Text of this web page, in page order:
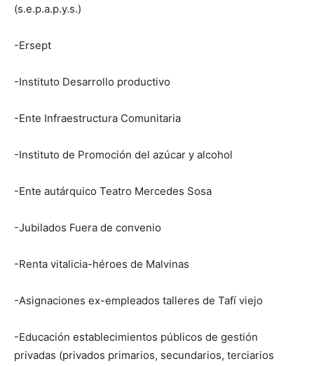
(s.e.p.a.p.y.s.)
-Ersept
-Instituto Desarrollo productivo
-Ente Infraestructura Comunitaria
-Instituto de Promoción del azúcar y alcohol
-Ente autárquico Teatro Mercedes Sosa
-Jubilados Fuera de convenio
-Renta vitalicia-héroes de Malvinas
-Asignaciones ex-empleados talleres de Tafí viejo
-Educación establecimientos públicos de gestión
privadas (privados primarios, secundarios, terciarios